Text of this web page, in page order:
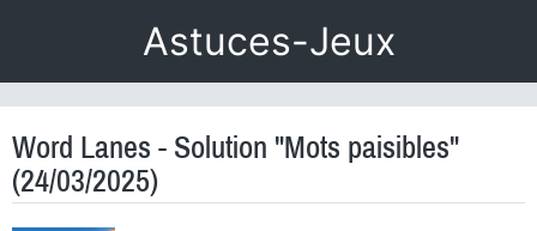
Astuces-Jeux
Word Lanes - Solution "Mots paisibles"
(24/03/2025)